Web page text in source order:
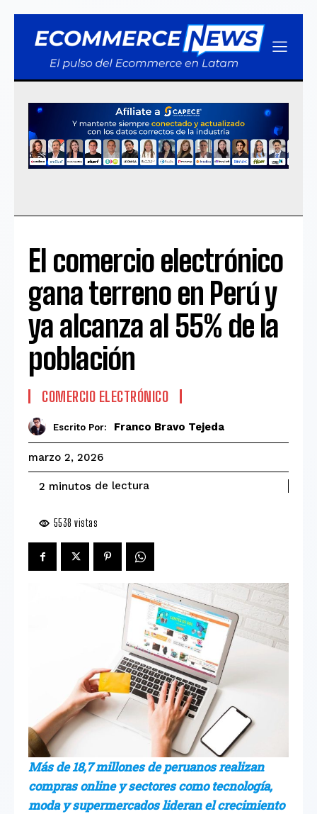
El comercio electrónico
gana terreno en Perú y
ya alcanza al 55% de la
población
COMERCIO ELECTRÓNICO
Escrito Por: Franco Bravo Tejeda
marzo 2, 2026
2 minutos de lectura
5538 vistas
Más de 18,7 millones de peruanos realizan
compras online y sectores como tecnología,
moda y supermercados lideran el crecimiento